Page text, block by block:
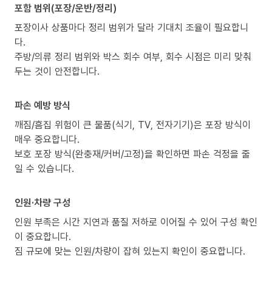
포함 범위(포장/운반/정리)
포장이사 상품마다 정리 범위가 달라 기대치 조율이 필요합니
다.
주방/의류 정리 범위와 박스 회수 여부, 회수 시점은 미리 맞춰
두는 것이 안전합니다.
파손 예방 방식
깨짐/흠집 위험이 큰 물품(식기, TV, 전자기기)은 포장 방식이
매우 중요합니다.
보호 포장 방식(완충재/커버/고정)을 확인하면 파손 걱정을 줄
일 수 있습니다.
인원·차량 구성
인원 부족은 시간 지연과 품질 저하로 이어질 수 있어 구성 확인
이 중요합니다.
짐 규모에 맞는 인원/차량이 잡혀 있는지 확인이 중요합니다.